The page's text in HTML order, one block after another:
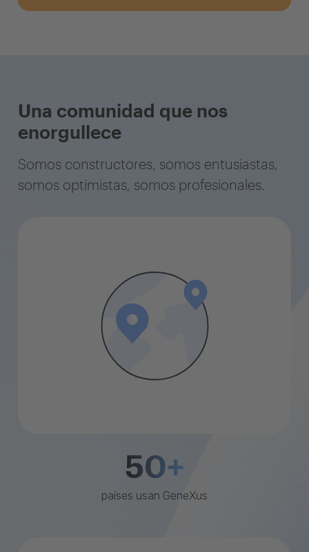
Una comunidad que nos
enorgullece
Somos constructores, somos entusiastas,
somos optimistas, somos profesionales.
50+
países usan GeneXus